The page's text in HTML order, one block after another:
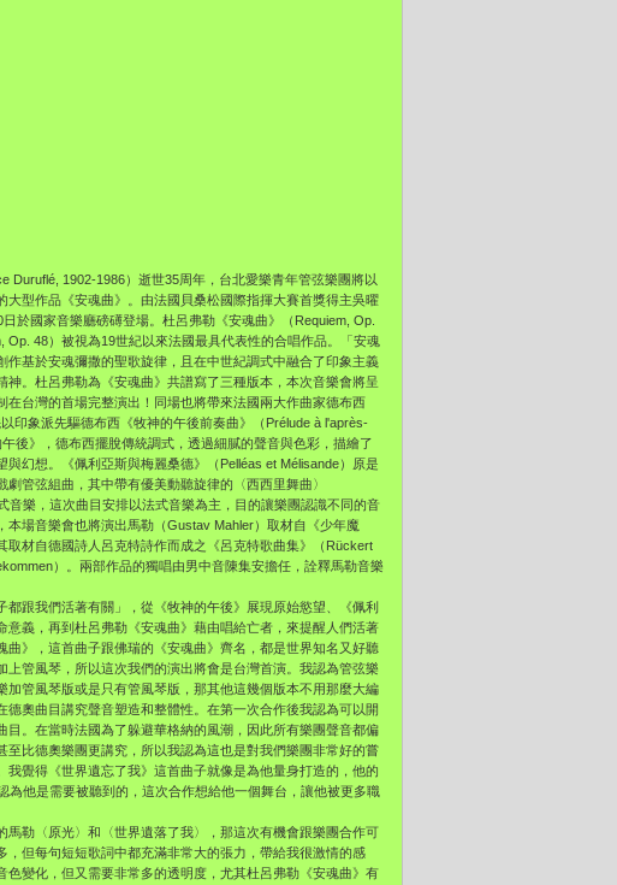
Duruflé, 1902-1986）逝世35周年， 台北愛樂青年管弦樂團將以
型作品《安魂曲》。 由法國貝桑松國際指揮大賽首獎得主吳曜
日於國家音樂廳磅礡登場。杜呂弗勒《安魂曲》（ Requiem, Op.
Op. 48）被視為19世紀以來法國最具代表性的合唱作品。「安魂
作基於安魂彌撒的聖歌旋律， 且在中世紀調式中融合了印象主義
。杜呂弗勒為《安魂曲》 共譜寫了三種版本，本次音樂會將呈
在台灣的首場完整演出！ 同場也將帶來法國兩大作曲家德布西
印象派先驅德布西《牧神的午後前奏曲》（Prélude à l'après-
後》，德布西擺脫傳統調式，透過細膩的聲音與色彩， 描繪了
與幻想。《佩利亞斯與梅麗桑德》（Pelléas et Mélisande）原是
劇管弦組曲， 其中帶有優美動聽旋律的〈西西里舞曲〉
音樂， 這次曲目安排以法式音樂為主，目的讓樂團認識不同的音
本場音樂會也將演出馬勒（Gustav Mahler）取材自《少年魔
取材自德國詩人呂克特詩作而成之《呂克特歌曲集》（ Rückert
）。兩部作品的獨唱由男中音陳集安擔任， 詮釋馬勒音樂
都跟我們活著有關」，從《牧神的午後》展現原始慾望、
《佩利
意義，再到杜呂弗勒《安魂曲》 藉由唱給亡者，來提醒人們活著
曲》， 這首曲子跟佛瑞的《安魂曲》齊名，都是世界知名又好聽
上管風琴， 所以這次我們的演出將會是台灣首演。 我認為管弦樂
加管風琴版或是只有管風琴版， 那其他這幾個版本不用那麼大編
德奧曲目講究聲音塑造和整體性。 在第一次合作後我認為可以開
。 在當時法國為了躲避華格納的風潮， 因此所有樂團聲音都偏
至比德奧樂團更講究， 所以我認為這也是對我們樂團非常好的嘗
我覺得《世界遺忘了我》這首曲子就像是為他量身打造的， 他的
為他是需要被聽到的，這次合作想給他一個舞台， 讓他被更多職
勒〈原光〉和〈世界遺落了我〉， 那這次有機會跟樂團合作可
， 但每句短短歌詞中都充滿非常大的張力，帶給我很激情的感
色變化， 但又需要非常多的透明度，尤其杜呂弗勒《安魂曲》有